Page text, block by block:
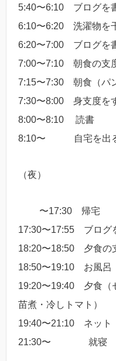
5:40〜6:10 ブログを
6:10〜6:20 洗濯物を
6:20〜7:00 ブログを
7:00〜7:10 朝食の支
7:15〜7:30 朝食（パ
7:30〜8:00 身支度を
8:00〜8:10 読書
8:10〜 自宅を出
（夜）
〜17:30 帰宅
17:30〜17:55 ブログ
18:20〜18:50 夕食の
18:50〜19:10 お風呂
19:20〜19:40 夕食（
苗煮・冷しトマト）
19:40〜21:10
21:30〜 就寝